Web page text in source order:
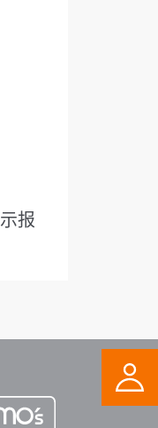
报